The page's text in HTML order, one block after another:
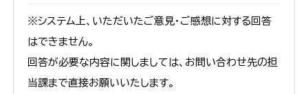
※システム上、いただいたご意見・ご感想に対する回答
はできません。
回答が必要な内容に関しましては、お問い合わせ先の担
当課まで直接お願いいたします。